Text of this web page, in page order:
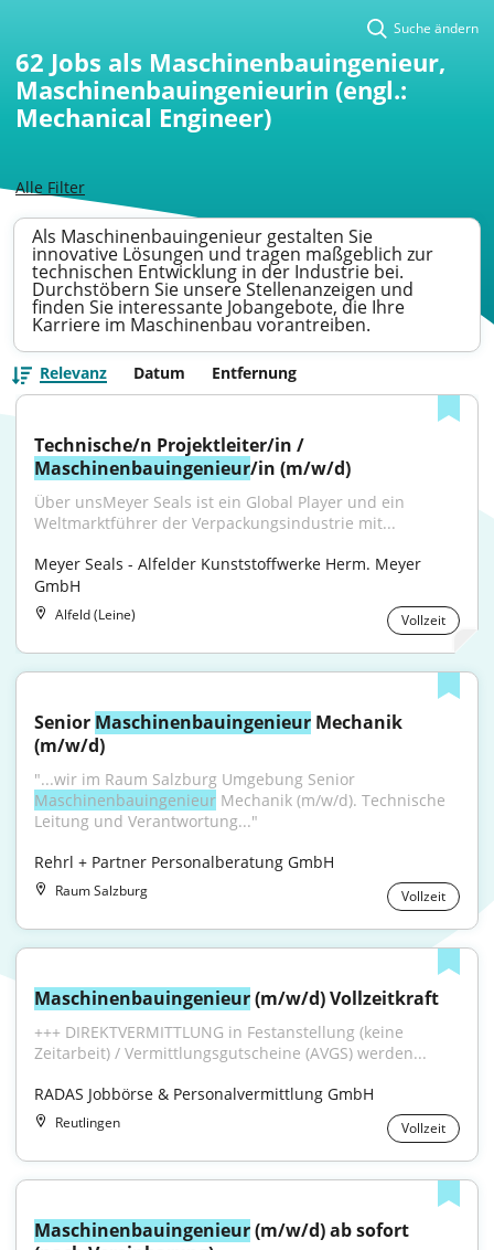
Alle Filter
Suche ändern
62 Jobs als Maschinenbauingenieur,
Maschinenbauingenieurin (engl.:
Mechanical Engineer)
Als Maschinenbauingenieur gestalten Sie
innovative Lösungen und tragen maßgeblich zur
technischen Entwicklung in der Industrie bei.
Durchstöbern Sie unsere Stellenanzeigen und
finden Sie interessante Jobangebote, die Ihre
Karriere im Maschinenbau vorantreiben.
Relevanz Datum Entfernung
Maschinenbauingenieur/in (m/w/d)
Über unsMeyer Seals ist ein Global Player und ein
Weltmarktführer der Verpackungsindustrie mit...
Meyer Seals - Alfelder Kunststoffwerke Herm. Meyer
GmbH
Alfeld (Leine) Vollzeit
Senior Maschinenbauingenieur Mechanik
(m/w/d)
Maschinenbauingenieur Mechanik (m/w/d). Technische
Leitung und Verantwortung..."
Rehrl + Partner Personalberatung GmbH
Raum Salzburg Vollzeit
Maschinenbauingenieur (m/w/d) Vollzeitkraft
+++ DIREKTVERMITTLUNG in Festanstellung (keine
Zeitarbeit) / Vermittlungsgutscheine (AVGS) werden...
RADAS Jobbörse & Personalvermittlung GmbH
Reutlingen Vollzeit
Maschinenbauingenieur (m/w/d) ab sofort